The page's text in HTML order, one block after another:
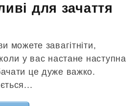
для зачаття
можете завагітніти,
у вас настане наступна
це дуже важко.